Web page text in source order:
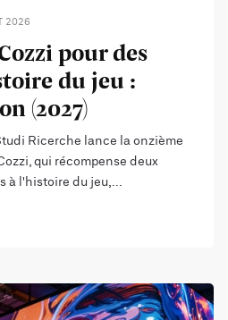
2026
pour des
du jeu :
(2027)
Ricerche lance la onzième
qui récompense deux
à l'histoire du jeu,